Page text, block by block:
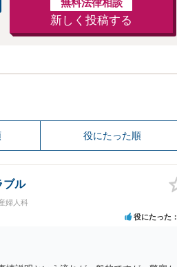
無料法律相談
新しく投稿する
役にたった順
ブル
婦人科
役にたった